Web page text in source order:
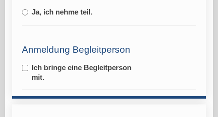
Ja, ich nehme teil.
Anmeldung Begleitperson
Ich bringe eine Begleitperson
mit.